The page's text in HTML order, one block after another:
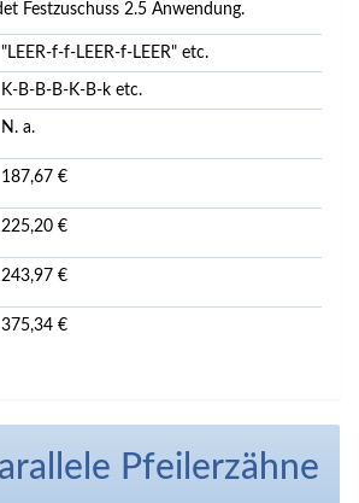
Festzuschuss 2.5 Anwendung.
"LEER-f-f-LEER-f-LEER" etc.
K-B-B-B-K-B-k etc.
N. a.
187,67 €
225,20 €
243,97 €
375,34 €
Pfeilerzähne